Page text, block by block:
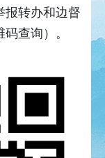
报转办和边督
查询）。